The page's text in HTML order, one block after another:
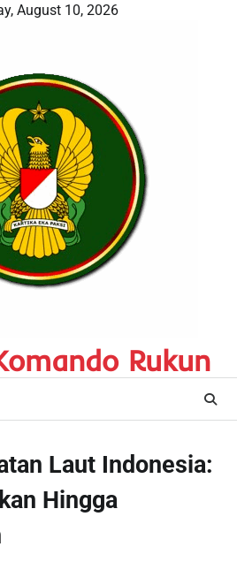
August 10, 2026
Rukun
Laut Indonesia:
Hingga